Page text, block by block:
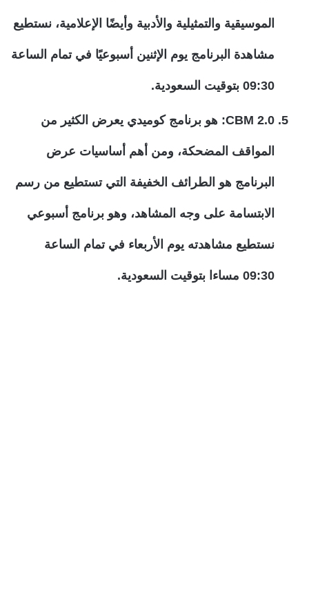
الموسيقية والتمثيلية والأدبية وأيضًا الإعلامية، نستطيع
مشاهدة البرنامج يوم الإثنين أسبوعيًا في تمام الساعة
09:30 بتوقيت السعودية.
2.0 CBM: هو برنامج كوميدي يعرض الكثير من
المواقف المضحكة، ومن أهم أساسيات عرض
البرنامج هو الطرائف الخفيفة التي تستطيع من رسم
الابتسامة على وجه المشاهد، وهو برنامج أسبوعي
نستطيع مشاهدته يوم الأربعاء في تمام الساعة
09:30 مساءا بتوقيت السعودية.